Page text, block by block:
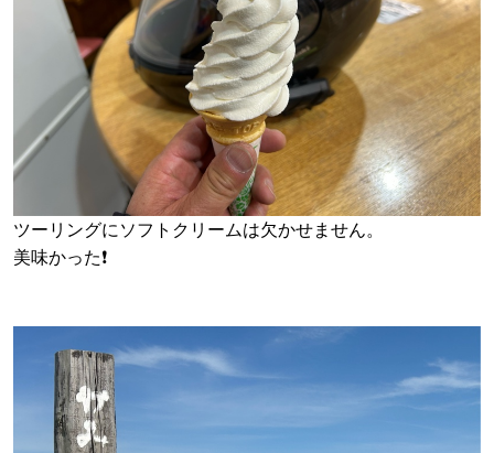
ツーリングにソフトクリームは欠かせません。
美味かった❗️